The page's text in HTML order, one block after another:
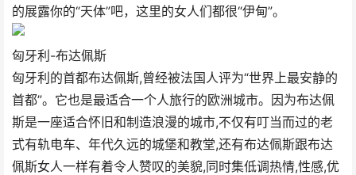
的展露你的“天体”吧，这里的女人们都很“伊甸”。
匈牙利-布达佩斯
匈牙利的首都布达佩斯,曾经被法国人评为“世界上最安静的
首都”。它也是最适合一个人旅行的欧洲城市。因为布达佩
斯是一座适合怀旧和制造浪漫的城市,不仅有叮当而过的老
式有轨电车、年代久远的城堡和教堂,还有布达佩斯跟布达
佩斯女人一样有着令人赞叹的美貌,同时集低调热情,性感,优